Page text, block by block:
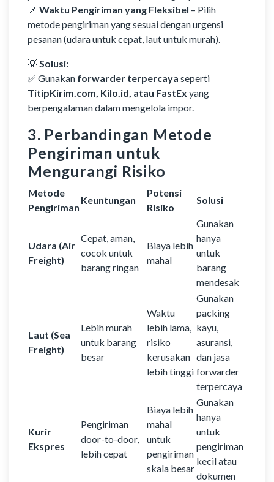
📌 Waktu Pengiriman yang Fleksibel – Pilih
metode pengiriman yang sesuai dengan urgensi
pesanan (udara untuk cepat, laut untuk murah).
💡Solusi:
✅ Gunakan forwarder terpercaya seperti
TitipKirim.com, Kilo.id, atau FastEx yang
berpengalaman dalam mengelola impor.
3. Perbandingan Metode
Pengiriman untuk
Mengurangi Risiko
Metode
Pengiriman
Keuntungan
Potensi
Risiko
Solusi
Udara (Air
Freight)
Cepat, aman,
cocok untuk
barang ringan
Biaya lebih
mahal
Gunakan
hanya
untuk
barang
mendesak
Laut (Sea
Freight)
Lebih murah
untuk barang
besar
Waktu
lebih lama,
risiko
kerusakan
lebih tinggi
Gunakan
packing
kayu,
asuransi,
dan jasa
forwarder
terpercaya
Kurir
Ekspres
Pengiriman
door-to-door,
lebih cepat
Biaya lebih
mahal
untuk
pengiriman
skala besar
Gunakan
hanya
untuk
pengiriman
kecil atau
dokumen